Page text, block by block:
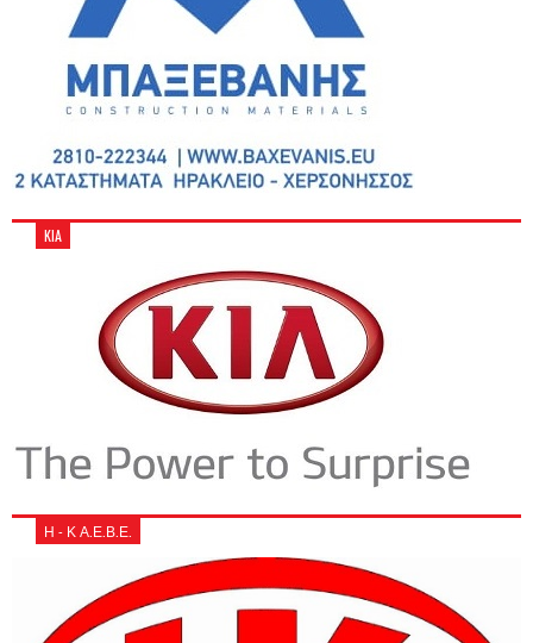
KIA
Η - Κ Α.Ε.Β.Ε.